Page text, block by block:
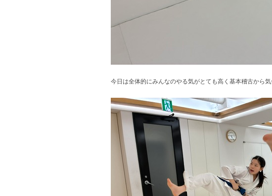
今日は全体的にみんなのやる気がとても高く基本稽古から